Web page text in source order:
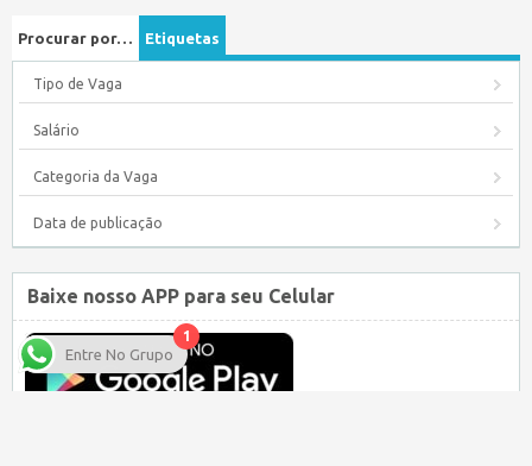
Procurar por… Etiquetas
Tipo de Vaga
Salário
Categoria da Vaga
Data de publicação
Baixe nosso APP para seu Celular
1
Entre No Grupo